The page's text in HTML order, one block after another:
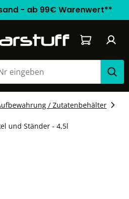
- ab 99€ Warenwert**
Warenkorb
/ Zutatenbehälter
und Ständer - 4,5l